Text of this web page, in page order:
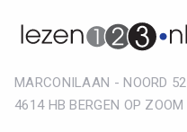
MARCONILAAN - NOORD 52
4614 HB BERGEN OP ZOOM